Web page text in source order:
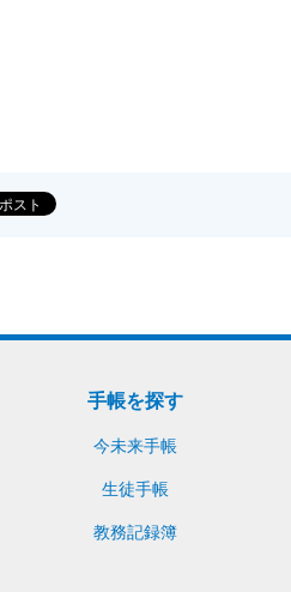
手帳を探す
今未来手帳
生徒手帳
教務記録簿